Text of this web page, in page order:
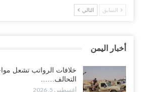
مدير مكتب العليمي يقدم استقالته..
بالتهريب وعينه على المحافظ..!
أغسطس 4, 2026
السابق التالي
أخبار اليمن
خلافات الرواتب تشعل
التحالف……
أغسطس 5, 2026